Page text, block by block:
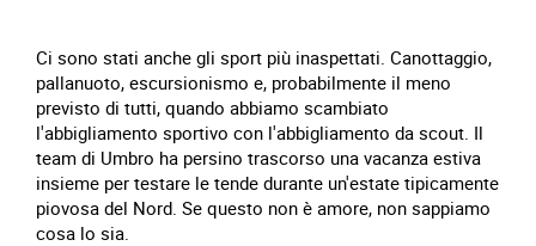
Ci sono stati anche gli sport più inaspettati. Canottaggio,
pallanuoto, escursionismo e, probabilmente il meno
previsto di tutti, quando abbiamo scambiato
l'abbigliamento sportivo con l'abbigliamento da scout. Il
team di Umbro ha persino trascorso una vacanza estiva
insieme per testare le tende durante un'estate tipicamente
piovosa del Nord. Se questo non è amore, non sappiamo
cosa lo sia.